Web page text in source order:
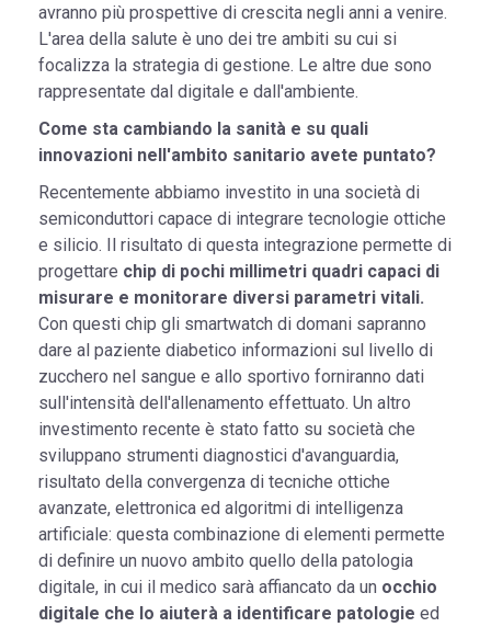
avranno più prospettive di crescita negli anni a venire.
L'area della salute è uno dei tre ambiti su cui si
focalizza la strategia di gestione. Le altre due sono
rappresentate dal digitale e dall'ambiente.
Come sta cambiando la sanità e su quali
innovazioni nell'ambito sanitario avete puntato?
Recentemente abbiamo investito in una società di
semiconduttori capace di integrare tecnologie ottiche
e silicio. Il risultato di questa integrazione permette di
progettare chip di pochi millimetri quadri capaci di
misurare e monitorare diversi parametri vitali.
Con questi chip gli smartwatch di domani sapranno
dare al paziente diabetico informazioni sul livello di
zucchero nel sangue e allo sportivo forniranno dati
sull'intensità dell'allenamento effettuato. Un altro
investimento recente è stato fatto su società che
sviluppano strumenti diagnostici d'avanguardia,
risultato della convergenza di tecniche ottiche
avanzate, elettronica ed algoritmi di intelligenza
artificiale: questa combinazione di elementi permette
di definire un nuovo ambito quello della patologia
digitale, in cui il medico sarà affiancato da un occhio
digitale che lo aiuterà a identificare patologie ed